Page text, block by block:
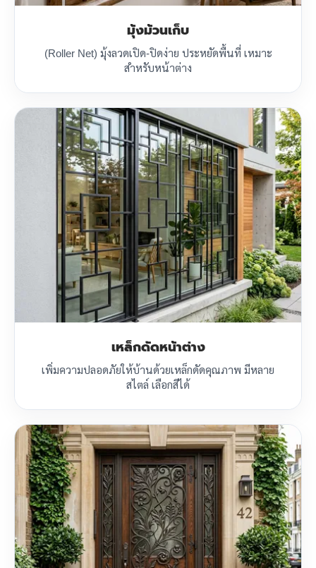
มุ้งม้วนเก็บ
(Roller Net) มุ้งลวดเปิด-ปิดง่าย ประหยัดพื้นที่ เหมาะ
สำหรับหน้าต่าง
เหล็กดัดหน้าต่าง
เพิ่มความปลอดภัยให้บ้านด้วยเหล็กดัดคุณภาพ มีหลาย
สไตล์ เลือกสีได้